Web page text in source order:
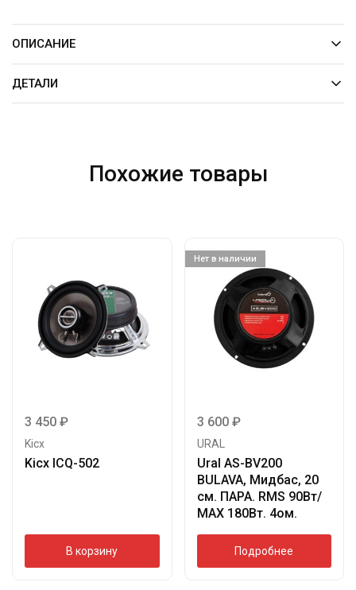
ОПИСАНИЕ
ДЕТАЛИ
Похожие товары
3 450 ₽
Kicx
Kicx ICQ-502
В корзину
Нет в наличии
3 600 ₽
URAL
Ural AS-BV200
BULAVA, Мидбас, 20
см. ПАРА. RMS 90Вт/
МАХ 180Вт. 4ом.
Подробнее